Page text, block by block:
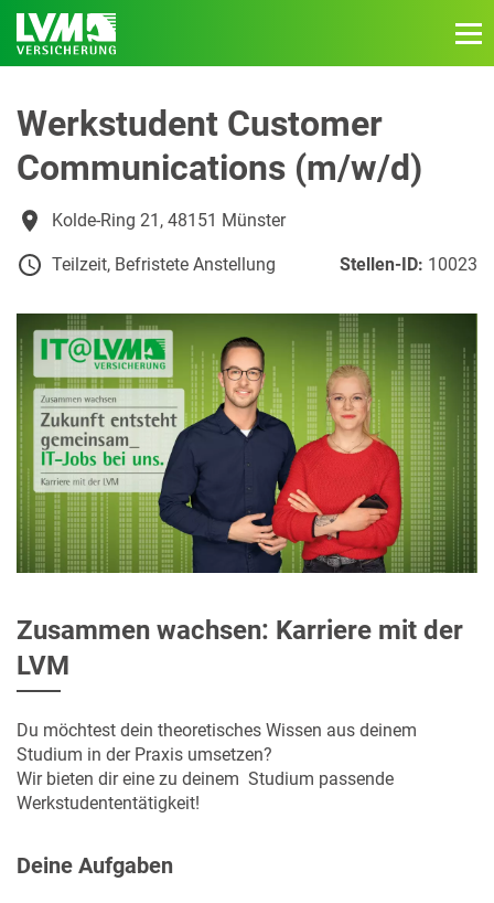
Werkstudent Customer
Communications (m/w/d)
Kolde-Ring 21, 48151 Münster
Teilzeit, Befristete Anstellung Stellen-ID: 10023
Zusammen wachsen: Karriere mit der
LVM
Du möchtest dein theoretisches Wissen aus deinem
Studium in der Praxis umsetzen?
Wir bieten dir eine zu deinem Studium passende
Werkstudententätigkeit!
Deine Aufgaben